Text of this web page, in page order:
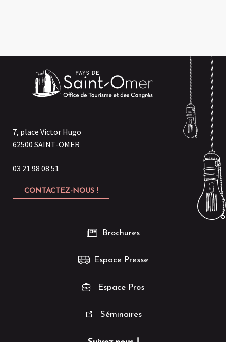
7, place Victor Hugo
62500 SAINT-OMER
03 21 98 08 51
CONTACTEZ-NOUS !
Brochures
Espace Presse
Espace Pros
Séminaires